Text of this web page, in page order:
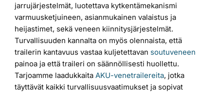
jarrujärjestelmät, luotettava kytkentämekanismi
varmuusketjuineen, asianmukainen valaistus ja
heijastimet, sekä veneen kiinnitysjärjestelmät.
Turvallisuuden kannalta on myös olennaista, että
trailerin kantavuus vastaa kuljetettavan soutuveneen
painoa ja että traileri on säännöllisesti huollettu.
Tarjoamme laadukkaita AKU-venetrailereita, jotka
täyttävät kaikki turvallisuusvaatimukset ja sopivat